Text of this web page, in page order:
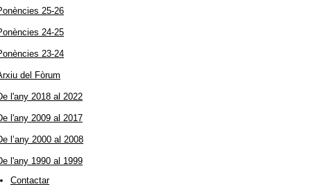
25-26
24-25
23-24
del Fòrum
l'any 2018 al 2022
l'any 2009 al 2017
l’any 2000 al 2008
l'any 1990 al 1999
Contactar